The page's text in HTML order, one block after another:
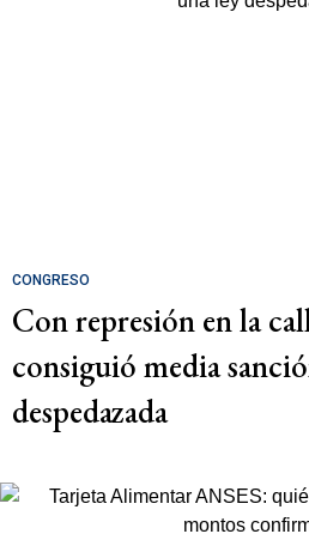
CONGRESO
Con represión en la
consiguió media
despedazada